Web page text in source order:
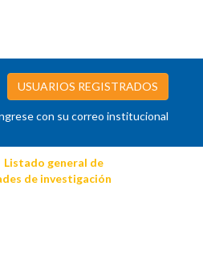
USUARIOS REGISTRADOS
con su correo institucional
Listado general de
de investigación